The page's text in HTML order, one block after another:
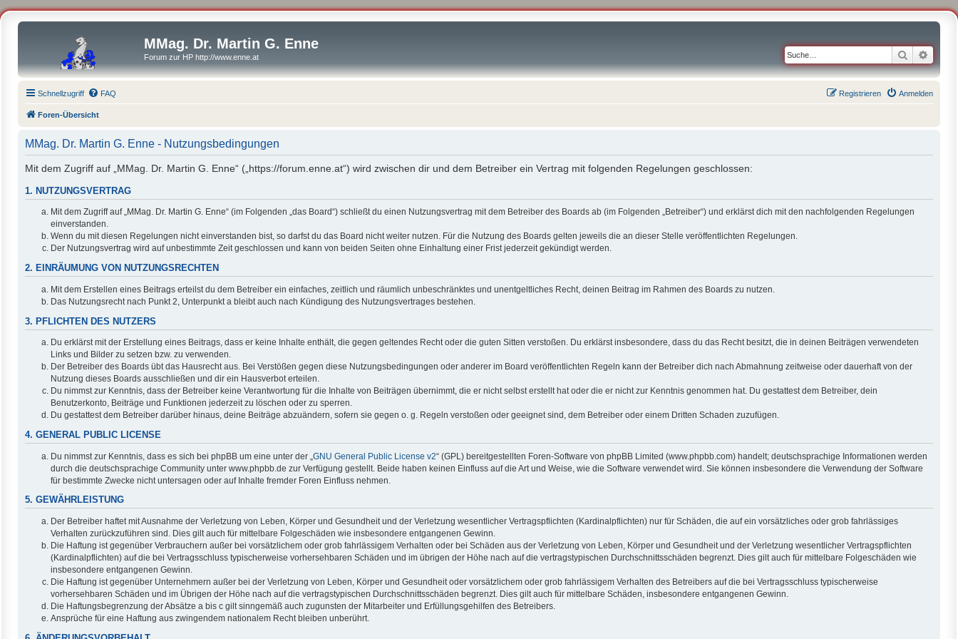
MMag. Dr. Martin G. Enne
Forum zur HP http://www.enne.at Suche
Schnellzugriff FAQ Anmelden
Registrieren
Foren-Übersicht
MMag. Dr. Martin G. Enne - Nutzungsbedingungen
Mit dem Zugriff auf „MMag. Dr. Martin G. Enne“ („https://forum.enne.at“) wird zwischen dir und dem Betreiber ein Vertrag mit folgenden Regelungen geschlossen:
1. NUTZUNGSVERTRAG
Mit dem Zugriff auf „MMag. Dr. Martin G. Enne“ (im Folgenden „das Board“) schließt du einen Nutzungsvertrag mit dem Betreiber des Boards ab (im Folgenden „Betreiber“) und erklärst dich mit den nachfolgenden Regelungen
einverstanden.
Wenn du mit diesen Regelungen nicht einverstanden bist, so darfst du das Board nicht weiter nutzen. Für die Nutzung des Boards gelten jeweils die an dieser Stelle veröffentlichten Regelungen.
Der Nutzungsvertrag wird auf unbestimmte Zeit geschlossen und kann von beiden Seiten ohne Einhaltung einer Frist jederzeit gekündigt werden.
2. EINRÄUMUNG VON NUTZUNGSRECHTEN
Mit dem Erstellen eines Beitrags erteilst du dem Betreiber ein einfaches, zeitlich und räumlich unbeschränktes und unentgeltliches Recht, deinen Beitrag im Rahmen des Boards zu nutzen.
Das Nutzungsrecht nach Punkt 2, Unterpunkt a bleibt auch nach Kündigung des Nutzungsvertrages bestehen.
3. PFLICHTEN DES NUTZERS
Du erklärst mit der Erstellung eines Beitrags, dass er keine Inhalte enthält, die gegen geltendes Recht oder die guten Sitten verstoßen. Du erklärst insbesondere, dass du das Recht besitzt, die in deinen Beiträgen verwendeten
Links und Bilder zu setzen bzw. zu verwenden.
Der Betreiber des Boards übt das Hausrecht aus. Bei Verstößen gegen diese Nutzungsbedingungen oder anderer im Board veröffentlichten Regeln kann der Betreiber dich nach Abmahnung zeitweise oder dauerhaft von der
Nutzung dieses Boards ausschließen und dir ein Hausverbot erteilen.
Du nimmst zur Kenntnis, dass der Betreiber keine Verantwortung für die Inhalte von Beiträgen übernimmt, die er nicht selbst erstellt hat oder die er nicht zur Kenntnis genommen hat. Du gestattest dem Betreiber, dein
Benutzerkonto, Beiträge und Funktionen jederzeit zu löschen oder zu sperren.
Du gestattest dem Betreiber darüber hinaus, deine Beiträge abzuändern, sofern sie gegen o. g. Regeln verstoßen oder geeignet sind, dem Betreiber oder einem Dritten Schaden zuzufügen.
4. GENERAL PUBLIC LICENSE
Du nimmst zur Kenntnis, dass es sich bei phpBB um eine unter der „ GNU General Public License v2“ (GPL) bereitgestellten Foren-Software von phpBB Limited (www.phpbb.com) handelt; deutschsprachige Informationen werden
durch die deutschsprachige Community unter www.phpbb.de zur Verfügung gestellt. Beide haben keinen Einfluss auf die Art und Weise, wie die Software verwendet wird. Sie können insbesondere die Verwendung der Software
für bestimmte Zwecke nicht untersagen oder auf Inhalte fremder Foren Einfluss nehmen.
5. GEWÄHRLEISTUNG
Der Betreiber haftet mit Ausnahme der Verletzung von Leben, Körper und Gesundheit und der Verletzung wesentlicher Vertragspflichten (Kardinalpflichten) nur für Schäden, die auf ein vorsätzliches oder grob fahrlässiges
Verhalten zurückzuführen sind. Dies gilt auch für mittelbare Folgeschäden wie insbesondere entgangenen Gewinn.
Die Haftung ist gegenüber Verbrauchern außer bei vorsätzlichem oder grob fahrlässigem Verhalten oder bei Schäden aus der Verletzung von Leben, Körper und Gesundheit und der Verletzung wesentlicher Vertragspflichten
(Kardinalpflichten) auf die bei Vertragsschluss typischerweise vorhersehbaren Schäden und im übrigen der Höhe nach auf die vertragstypischen Durchschnittsschäden begrenzt. Dies gilt auch für mittelbare Folgeschäden wie
insbesondere entgangenen Gewinn.
Die Haftung ist gegenüber Unternehmern außer bei der Verletzung von Leben, Körper und Gesundheit oder vorsätzlichem oder grob fahrlässigem Verhalten des Betreibers auf die bei Vertragsschluss typischerweise
vorhersehbaren Schäden und im Übrigen der Höhe nach auf die vertragstypischen Durchschnittsschäden begrenzt. Dies gilt auch für mittelbare Schäden, insbesondere entgangenen Gewinn.
Die Haftungsbegrenzung der Absätze a bis c gilt sinngemäß auch zugunsten der Mitarbeiter und Erfüllungsgehilfen des Betreibers.
Ansprüche für eine Haftung aus zwingendem nationalem Recht bleiben unberührt.